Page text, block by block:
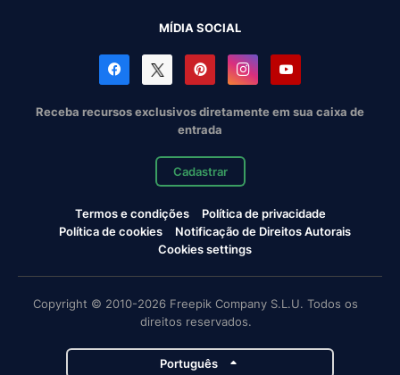
MÍDIA SOCIAL
Receba recursos exclusivos diretamente em sua caixa de
entrada
Cadastrar
Termos e condições
Política de privacidade
Política de cookies
Notificação de Direitos Autorais
Cookies settings
Copyright © 2010-2026 Freepik Company S.L.U. Todos os
direitos reservados.
Português